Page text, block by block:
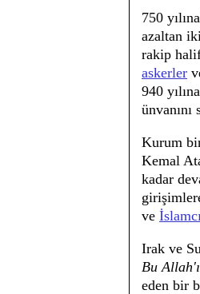
750
azaltan
rakip
askerler
940
Kurum
Kemal
kadar
ve
Irak ve
Bu
eden bir